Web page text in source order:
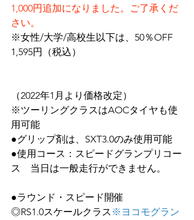
1,000円追加になりました。ご了承くだ
さい。
※女性/大学/高校生以下は、50％OFF
1,595円（税込）
（2022年1月より価格改定）
※ツーリングクラスはAOCタイヤも使
用可能
●グリップ剤は、SXT3.0のみ使用可能
●使用コース：スピードグランプリコー
ス　当日は一般走行ができません。
●ラウンド・スピード開催
◎RS1.0スケールクラス ※ヨコモグラン